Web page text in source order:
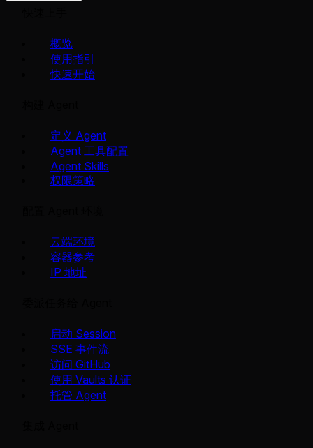
概览
使用指引
快速开始
定义 Agent
Agent 工具配置
Agent Skills
权限策略
云端环境
容器参考
IP 地址
启动 Session
SSE 事件流
访问 GitHub
使用 Vaults 认证
托管 Agent